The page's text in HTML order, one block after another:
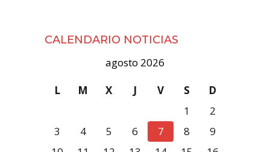
CALENDARIO NOTICIAS
agosto 2026
L
M X J V S
D
1
2
3
4 5 6 7 8
9